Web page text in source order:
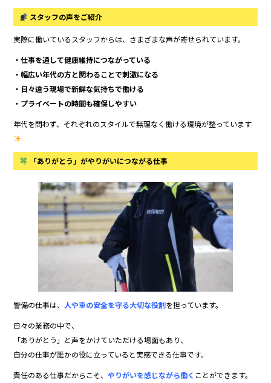
スタッフの声をご紹介
実際に働いているスタッフからは、さまざまな声が寄せられています。
・仕事を通して健康維持につながっている
・幅広い年代の方と関わることで刺激になる
・日々違う現場で新鮮な気持ちで働ける
・プライベートの時間も確保しやすい
年代を問わず、それぞれのスタイルで無理なく働ける環境が整っています
「ありがとう」がやりがいにつながる仕事
警備の仕事は、 人や車の安全を守る大切な役割を担っています。
日々の業務の中で、
「ありがとう」と声をかけていただける場面もあり、
自分の仕事が誰かの役に立っていると実感できる仕事です。
責任のある仕事だからこそ、やりがいを感じながら働く ことができます。